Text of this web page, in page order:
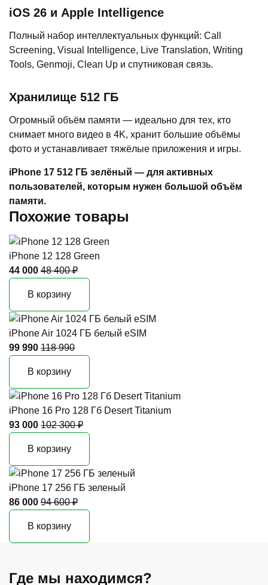
iOS 26 и Apple Intelligence
Полный набор интеллектуальных функций: Call
Screening, Visual Intelligence, Live Translation, Writing
Tools, Genmoji, Clean Up и спутниковая связь.
Хранилище 512 ГБ
Огромный объём памяти — идеально для тех, кто
снимает много видео в 4K, хранит большие объёмы
фото и устанавливает тяжёлые приложения и игры.
iPhone 17 512 ГБ зелёный — для активных
пользователей, которым нужен большой объём
памяти.
Похожие товары
iPhone 12 128 Green
44 000 48 400 ₽
В корзину
iPhone Air 1024 ГБ белый eSIM
99 990 118 990
В корзину
iPhone 16 Pro 128 Гб Desert Titanium
93 000 102 300 ₽
В корзину
iPhone 17 256 ГБ зеленый
86 000 94 600 ₽
В корзину
Где мы находимся?